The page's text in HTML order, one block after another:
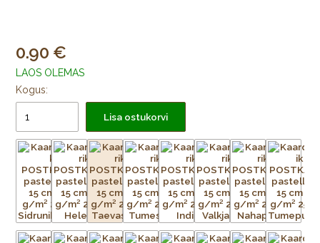
0.90
LAOS OLEMAS
Kogus:
Lisa ostukorvi